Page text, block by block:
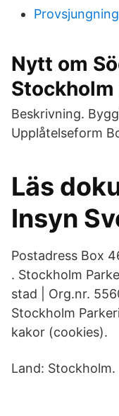
Nytt om
Stockholm
Beskrivning.
Upplåtelseform
Läs
Insyn
Postadress Box
. Stockholm
stad | Org.nr.
Stockholm
kakor (cookies).
Land: Stockholm.